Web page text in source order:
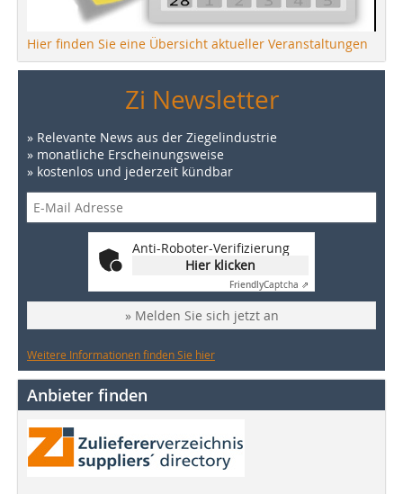
Hier finden Sie eine Übersicht aktueller Veranstaltungen
Zi Newsletter
» Relevante News aus der Ziegelindustrie
» monatliche Erscheinungsweise
» kostenlos und jederzeit kündbar
Anti-Roboter-Verifizierung
Hier klicken
FriendlyCaptcha ⇗
» Melden Sie sich jetzt an
Weitere Informationen finden Sie hier
Anbieter finden